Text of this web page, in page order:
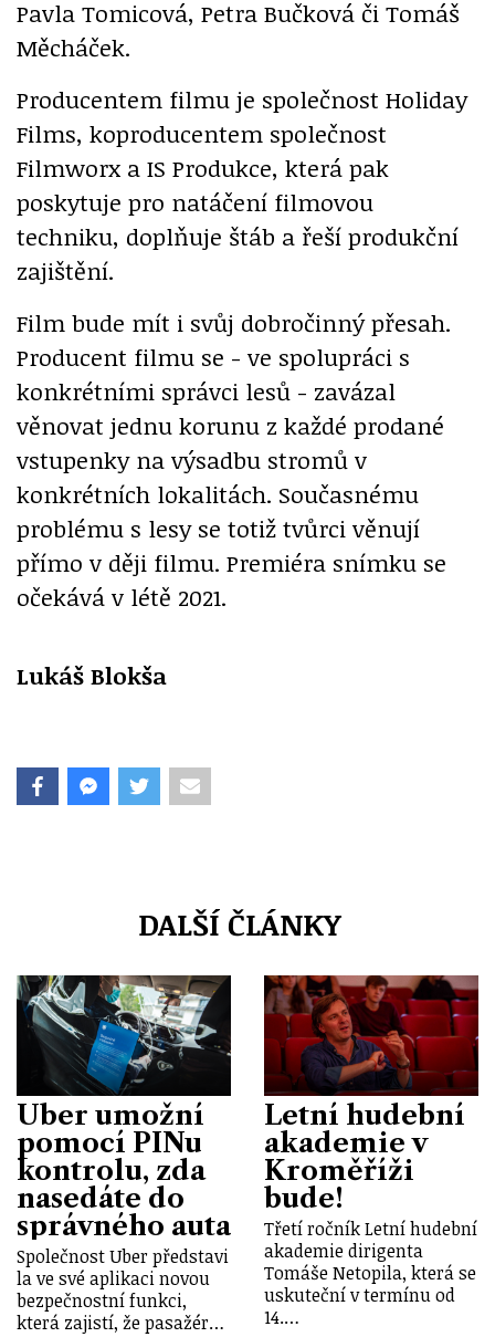
Pavla Tomicová, Petra Bučková či Tomáš
Měcháček.
Producentem filmu je společnost Holiday
Films, koproducentem společnost
Filmworx a IS Produkce, která pak
poskytuje pro natáčení filmovou
techniku, doplňuje štáb a řeší produkční
zajištění.
Film bude mít i svůj dobročinný přesah.
Producent filmu se - ve spolupráci s
konkrétními správci lesů - zavázal
věnovat jednu korunu z každé prodané
vstupenky na výsadbu stromů v
konkrétních lokalitách. Současnému
problému s lesy se totiž tvůrci věnují
přímo v ději filmu. Premiéra snímku se
očekává v létě 2021.
Lukáš Blokša
DALŠÍ ČLÁNKY
Uber umožní
pomocí PINu
kontrolu, zda
nasedáte do
správného auta
Společnost Uber představi
la ve své aplikaci novou
bezpečnostní funkci,
která zajistí, že pasažér…
Letní hudební
akademie v
Kroměříži
bude!
Třetí ročník Letní hudební
akademie dirigenta
Tomáše Netopila, která se
uskuteční v termínu od
14.…